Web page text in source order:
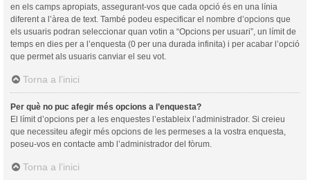
en els camps apropiats, assegurant-vos que cada opció és en una línia
diferent a l’àrea de text. També podeu especificar el nombre d’opcions que
els usuaris podran seleccionar quan votin a “Opcions per usuari”, un límit de
temps en dies per a l’enquesta (0 per una durada infinita) i per acabar l’opció
que permet als usuaris canviar el seu vot.
Torna a l’inici
Per què no puc afegir més opcions a l’enquesta?
El límit d’opcions per a les enquestes l’estableix l’administrador. Si creieu
que necessiteu afegir més opcions de les permeses a la vostra enquesta,
poseu-vos en contacte amb l’administrador del fòrum.
Torna a l’inici